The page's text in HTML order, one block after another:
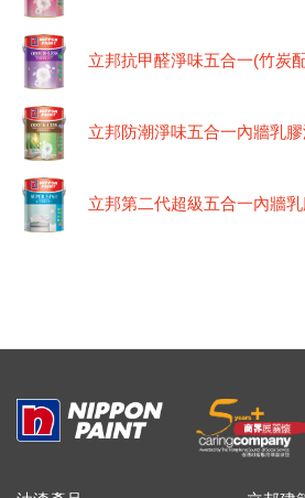
立邦抗甲醛淨味五合一(竹炭
立邦防潮淨味五合一內牆乳膠
立邦第二代超級五合一內牆